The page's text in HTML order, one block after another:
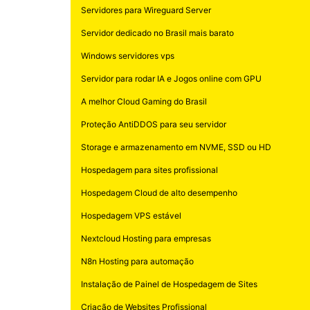
Servidores para Wireguard Server
Servidor dedicado no Brasil mais barato
Windows servidores vps
Servidor para rodar IA e Jogos online com GPU
A melhor Cloud Gaming do Brasil
Proteção AntiDDOS para seu servidor
Storage e armazenamento em NVME, SSD ou HD
Hospedagem para sites profissional
Hospedagem Cloud de alto desempenho
Hospedagem VPS estável
Nextcloud Hosting para empresas
N8n Hosting para automação
Instalação de Painel de Hospedagem de Sites